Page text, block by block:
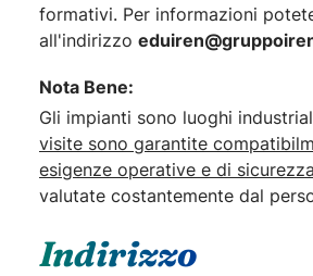
formativi. Per informazioni
all'indirizzo
Nota Bene:
Gli impianti sono luoghi
visite sono garantite
esigenze operative e di sicurezza
valutate costantemente dal
Indirizzo